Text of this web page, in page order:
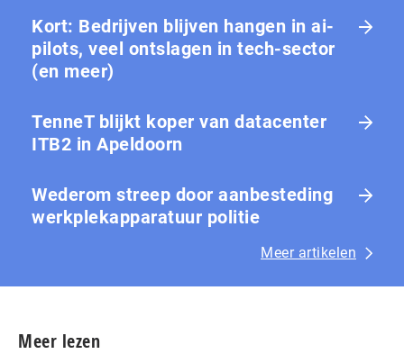
Kort: Bedrijven blijven hangen in ai-
pilots, veel ontslagen in tech-sector
(en meer)
TenneT blijkt koper van datacenter
ITB2 in Apeldoorn
Wederom streep door aanbesteding
werkplekapparatuur politie
Meer artikelen
Meer lezen